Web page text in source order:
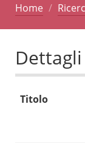
Home
Dettagli
Titolo